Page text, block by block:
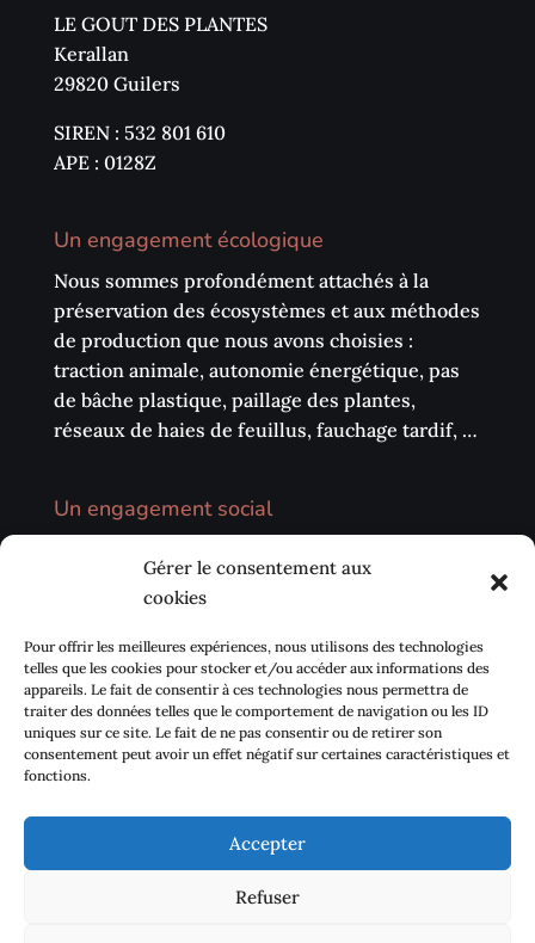
Gérer le consentement aux
cookies
Pour offrir les meilleures expériences, nous utilisons des technologies
telles que les cookies pour stocker et/ou accéder aux informations des
appareils. Le fait de consentir à ces technologies nous permettra de
traiter des données telles que le comportement de navigation ou les ID
uniques sur ce site. Le fait de ne pas consentir ou de retirer son
consentement peut avoir un effet négatif sur certaines caractéristiques et
fonctions.
Accepter
Refuser
LE GOUT DES PLANTES
Kerallan
29820 Guilers
SIREN : 532 801 610
APE : 0128Z
Un engagement écologique
Nous sommes profondément attachés à la
préservation des écosystèmes et aux méthodes
de production que nous avons choisies :
traction animale, autonomie énergétique, pas
de bâche plastique, paillage des plantes,
réseaux de haies de feuillus, fauchage tardif, …
Un engagement social
marchés, les circuits courts (AMAP, …) et notre
environnement local. Nous avons également à
cœur de développer des échanges avec les
centres sociaux de proximité pour sensibiliser
la population à se réapproprier Le goût des
plantes.
Contact
Mentions légales
Politique de cookies (UE)